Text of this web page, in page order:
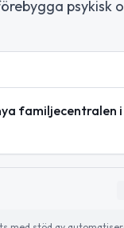
psykisk
familjecentralen